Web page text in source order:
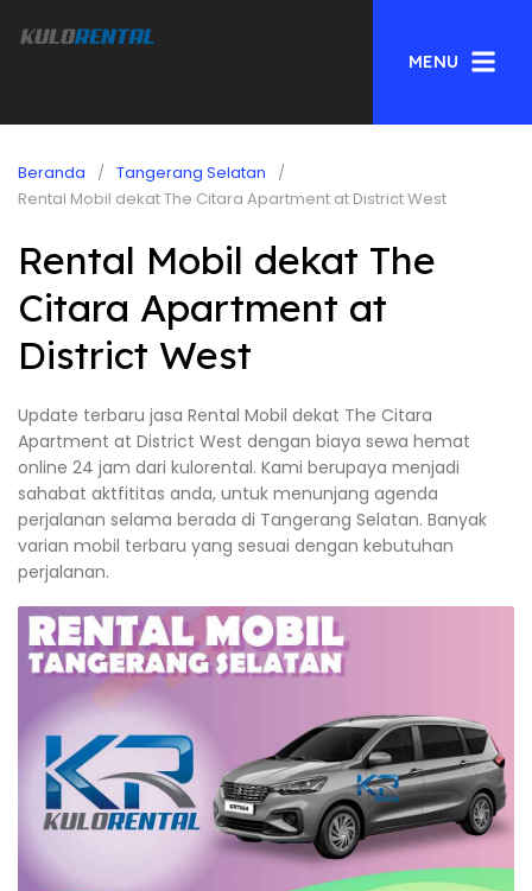
MENU
Beranda
Tangerang Selatan
Rental Mobil dekat The Citara Apartment at District West
Rental Mobil dekat The
Citara Apartment at
District West
Update terbaru jasa Rental Mobil dekat The Citara
Apartment at District West dengan biaya sewa hemat
online 24 jam dari kulorental. Kami berupaya menjadi
sahabat aktfititas anda, untuk menunjang agenda
perjalanan selama berada di Tangerang Selatan. Banyak
varian mobil terbaru yang sesuai dengan kebutuhan
perjalanan.